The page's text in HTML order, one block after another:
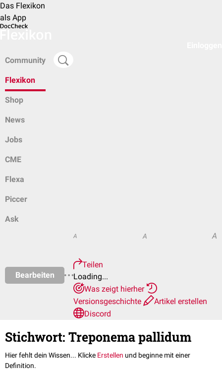
Das Flexikon
als App
Community
Flexikon
Shop
News
Jobs
CME
Flexa
Piccer
Ask
Bearbeiten
A A A
Teilen
Loading...
Was zeigt hierher
Versionsgeschichte
Artikel erstellen
Discord
Stichwort: Treponema pallidum
Hier fehlt dein Wissen... Klicke Erstellen und beginne mit einer
Definition.